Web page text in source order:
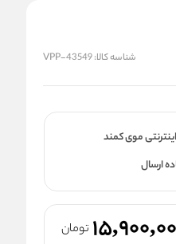
شناسه کالا:VPP-43549
موی کمند
ارسال
تومان